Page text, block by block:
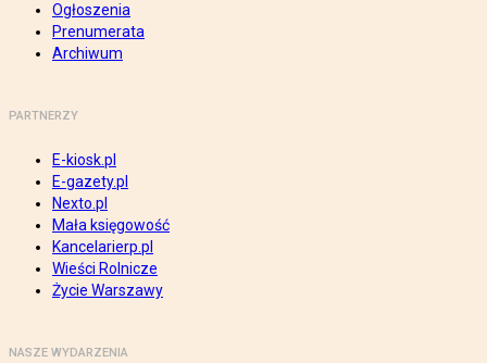
Ogłoszenia
Prenumerata
Archiwum
PARTNERZY
E-kiosk.pl
E-gazety.pl
Nexto.pl
Mała księgowość
Kancelarierp.pl
Wieści Rolnicze
Życie Warszawy
NASZE WYDARZENIA